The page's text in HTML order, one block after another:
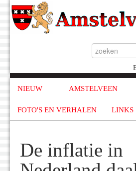
NIEUW AMSTELVEEN
FOTO'S EN VERHALEN LINKS
De inflatie in